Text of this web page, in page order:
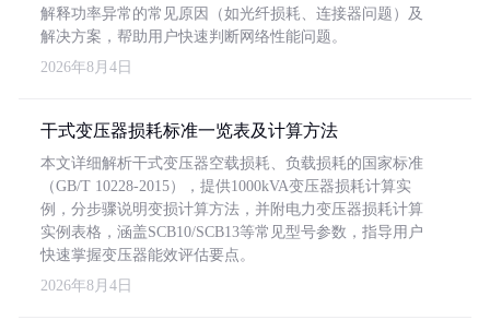
解释功率异常的常见原因（如光纤损耗、连接器问题）及
解决方案，帮助用户快速判断网络性能问题。
2026年8月4日
干式变压器损耗标准一览表及计算方法
本文详细解析干式变压器空载损耗、负载损耗的国家标准
（GB/T 10228-2015），提供1000kVA变压器损耗计算实
例，分步骤说明变损计算方法，并附电力变压器损耗计算
实例表格，涵盖SCB10/SCB13等常见型号参数，指导用户
快速掌握变压器能效评估要点。
2026年8月4日